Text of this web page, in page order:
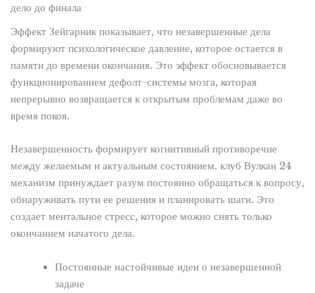
дело до финала
Эффект Зейгарник показывает, что незавершенные дела
формируют психологическое давление, которое остается в
памяти до времени окончания. Это эффект обосновывается
функционированием дефолт-системы мозга, которая
непрерывно возвращается к открытым проблемам даже во
время покоя.
Незавершенность формирует когнитивный противоречие
между желаемым и актуальным состоянием. клуб Вулкан 24
механизм принуждает разум постоянно обращаться к вопросу,
обнаруживать пути ее решения и планировать шаги. Это
создает ментальное стресс, которое можно снять только
окончанием начатого дела.
Постоянные настойчивые идеи о незавершенной
задаче